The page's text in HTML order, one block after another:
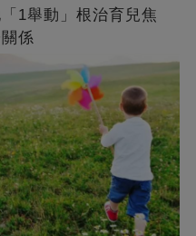
1舉動」根治育兒焦
係